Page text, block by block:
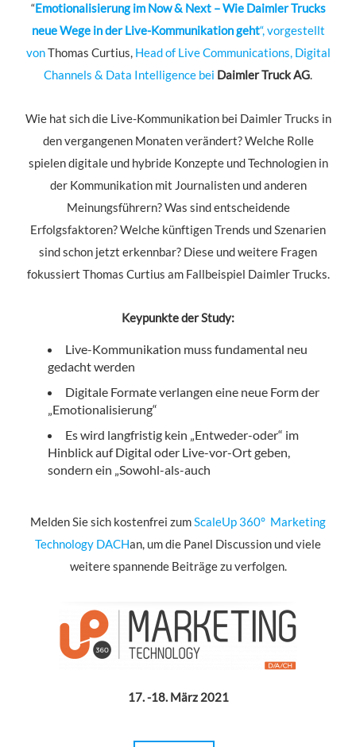
“Emotionalisierung im Now & Next – Wie Daimler Trucks
neue Wege in der Live-Kommunikation geht“, vorgestellt
vonThomas Curtius, Head of Live Communications, Digital
Channels & Data Intelligence bei Daimler Truck AG.
Wie hat sich die Live-Kommunikation bei Daimler Trucks in
den vergangenen Monaten verändert? Welche Rolle
spielen digitale und hybride Konzepte und Technologien in
der Kommunikation mit Journalisten und anderen
Meinungsführern? Was sind entscheidende
Erfolgsfaktoren? Welche künftigen Trends und Szenarien
sind schon jetzt erkennbar? Diese und weitere Fragen
fokussiert Thomas Curtius am Fallbeispiel Daimler Trucks.
Keypunkte der Study:
Live-Kommunikation muss fundamental neu
gedacht werden
Digitale Formate verlangen eine neue Form der
„Emotionalisierung“
Es wird langfristig kein „Entweder-oder“ im
Hinblick auf Digital oder Live-vor-Ort geben,
sondern ein „Sowohl-als-auch
Melden Sie sich kostenfrei zumScaleUp 360° Marketing
Technology DACHan, um die Panel Discussion und viele
weitere spannende Beiträge zu verfolgen.
17. -18. März 2021